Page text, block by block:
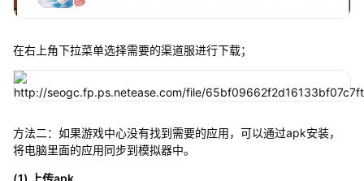
在右上角下拉菜单选择需要的渠道服进行下载；
方法二：如果游戏中心没有找到需要的应用，可以通过apk安装，
将电脑里面的应用同步到模拟器中。
(1) 上传apk